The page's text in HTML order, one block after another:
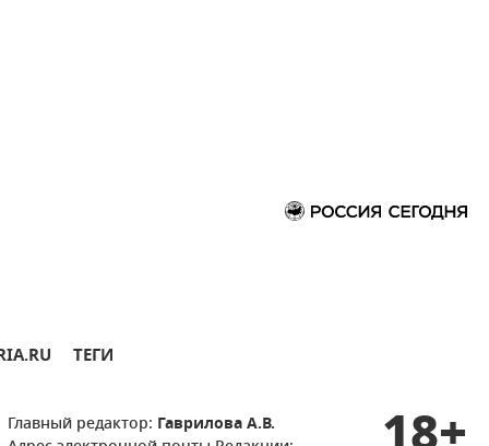
ТЕГИ
Главный редактор: Гаврилова А.В.